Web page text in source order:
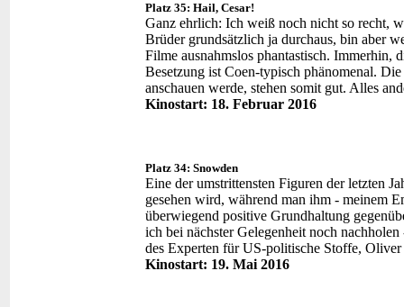
Platz 35: Hail, Cesar!
Ganz ehrlich: Ich weiß noch nicht so recht,
Brüder grundsätzlich ja durchaus, bin aber
Filme ausnahmslos phantastisch. Immerhin,
Besetzung ist Coen-typisch phänomenal.
anschauen werde, stehen somit gut. Alles
Kinostart: 18. Februar 2016
Platz 34: Snowden
Eine der umstrittensten Figuren der letzten
gesehen wird, während man ihm - meinem
überwiegend positive Grundhaltung
ich bei nächster Gelegenheit noch
des Experten für US-politische Stoffe, Oliver
Kinostart: 19. Mai 2016